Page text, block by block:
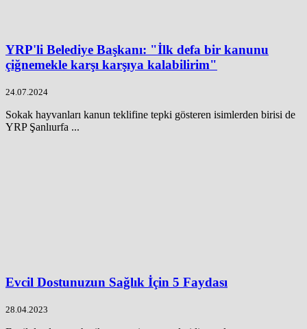
YRP'li Belediye Başkanı: "İlk defa bir kanunu
çiğnemekle karşı karşıya kalabilirim"
24.07.2024
Sokak hayvanları kanun teklifine tepki gösteren isimlerden birisi de
YRP Şanlıurfa ...
Evcil Dostunuzun Sağlık İçin 5 Faydası
28.04.2023